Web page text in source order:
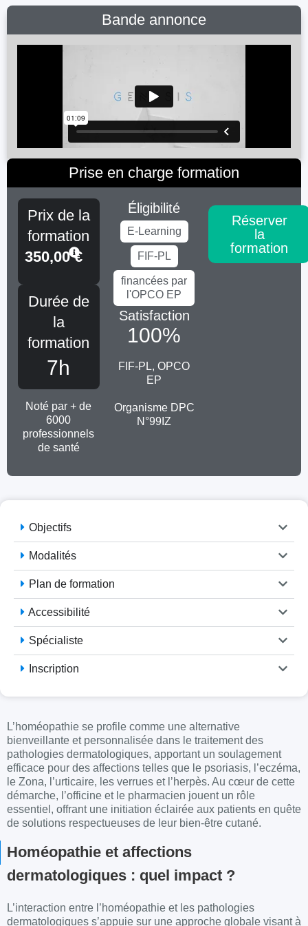
Bande annonce
Prise en charge formation
Prix de la
formation
350,00€
Durée de
la
formation
7h
Noté par + de
6000
professionnels
de santé
Éligibilité
E-Learning
FIF-PL
financées par
l'OPCO EP
Satisfaction
100%
FIF-PL, OPCO
EP
Organisme DPC
N°99IZ
Réserver
la
formation
Objectifs
Modalités
Plan de formation
Accessibilité
Spécialiste
Inscription
L’homéopathie se profile comme une alternative
bienveillante et personnalisée dans le traitement des
pathologies dermatologiques, apportant un soulagement
efficace pour des affections telles que le psoriasis, l’eczéma,
le Zona, l’urticaire, les verrues et l’herpès. Au cœur de cette
démarche, l’officine et le pharmacien jouent un rôle
essentiel, offrant une initiation éclairée aux patients en quête
de solutions respectueuses de leur bien-être cutané.
Homéopathie et affections
dermatologiques : quel impact ?
L’interaction entre l’homéopathie et les pathologies
dermatologiques s’appuie sur une approche globale visant à